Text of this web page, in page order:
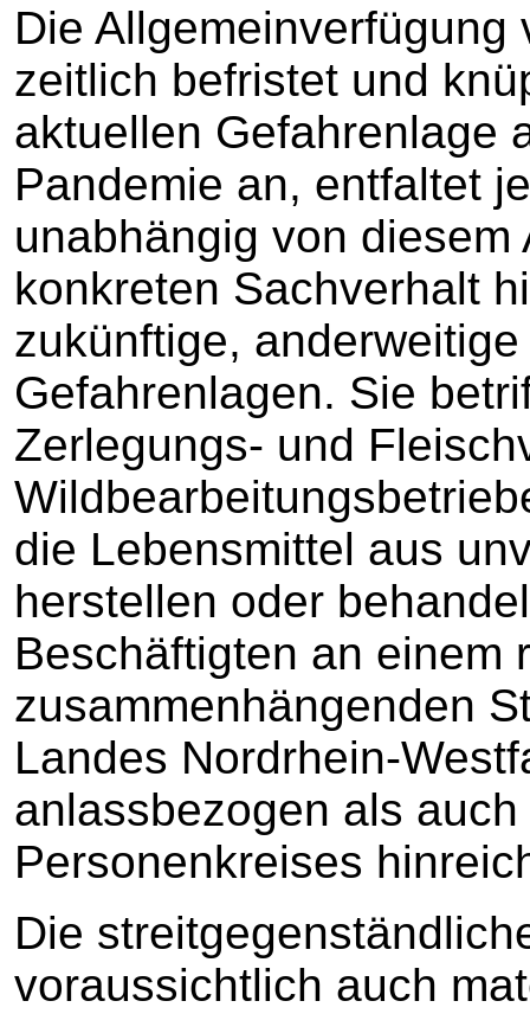
Die
zeitlich befristet und
aktuellen Gefahrenlage
Pandemie an, entfaltet
unabhängig von
konkreten Sachverhalt
zukünftige,
Gefahrenlagen. Sie
Zerlegungs- und
die Lebensmittel aus
herstellen oder
Beschäftigten an einem
zusammenhängenden
Landes Nordrhein-
anlassbezogen als
Personenkreises
Die
voraussichtlich auch